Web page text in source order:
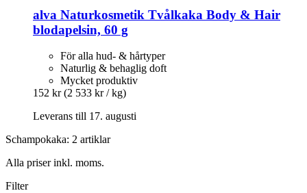
alva Naturkosmetik Tvålkaka Body & Hair
blodapelsin, 60 g
För alla hud- & hårtyper
Naturlig & behaglig doft
Mycket produktiv
152 kr (2 533 kr / kg)
Leverans till 17. augusti
Schampokaka: 2 artiklar
Alla priser inkl. moms.
Filter